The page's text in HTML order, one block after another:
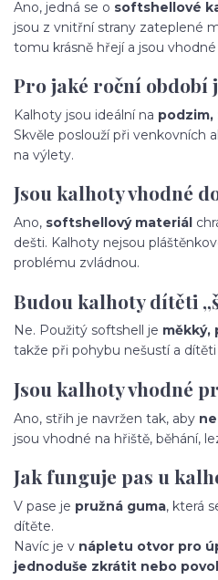
Ano, jedná se o softshellové
jsou z vnitřní strany zateplené
tomu krásně hřejí a jsou
Pro jaké roční období
Kalhoty jsou ideální na podzim,
Skvěle poslouží při venkovních
na výlety.
Jsou kalhoty vhodné
Ano, softshellový materiál
dešti. Kalhoty nejsou
problému zvládnou.
Budou kalhoty dítěti
Ne. Použitý softshell je měkký,
takže při pohybu nešustí a
Jsou kalhoty vhodné
Ano, střih je navržen tak, aby
jsou vhodné na hřiště, běhání,
Jak funguje pas u
V pase je pružná guma, která
dítěte.
Navíc je v nápletu otvor pro
jednoduše zkrátit nebo